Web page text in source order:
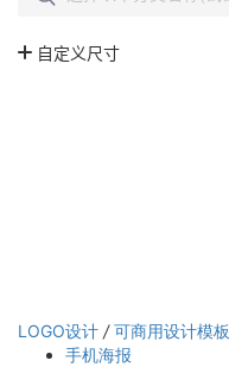
LOGO设计 / 可商用设计模板
手机海报